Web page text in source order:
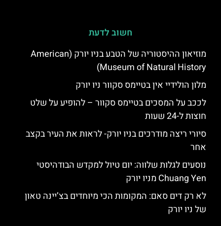
חשוב לדעת
מוזיאון ההיסטוריה של הטבע בניו יורק (American
Museum of Natural History)
מלון הולידיי אין בטיימס סקוור ניו יורק
לככב על המסכים בטיימס סקוור – להופיע על שלט
חוצות ל-24 שעות
סיורי ריצה מודרכים בניו יורק- לראות את העיר בקצב
אחר
נוסעים לגלות שלווה: יום טיול למקדש הבודהיסטי
Chuang Yen מניו יורק
לא רק דים סאם: המקומות הכי מיוחדים בצ’יינה טאון
של ניו יורק